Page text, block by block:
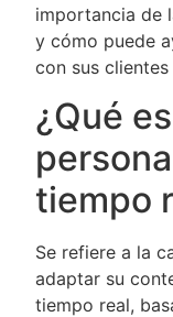
importancia de
y cómo puede
con sus
¿Qué
tiempo
Se refiere a la
adaptar su
tiempo real,